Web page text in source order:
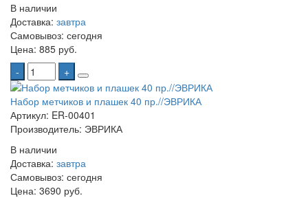
В наличии
Доставка: завтра
Самовывоз: сегодня
Цена: 885 руб.
-
+
Набор метчиков и плашек 40 пр.//ЭВРИКА
Артикул: ER-00401
Производитель: ЭВРИКА
В наличии
Доставка: завтра
Самовывоз: сегодня
Цена: 3690 руб.